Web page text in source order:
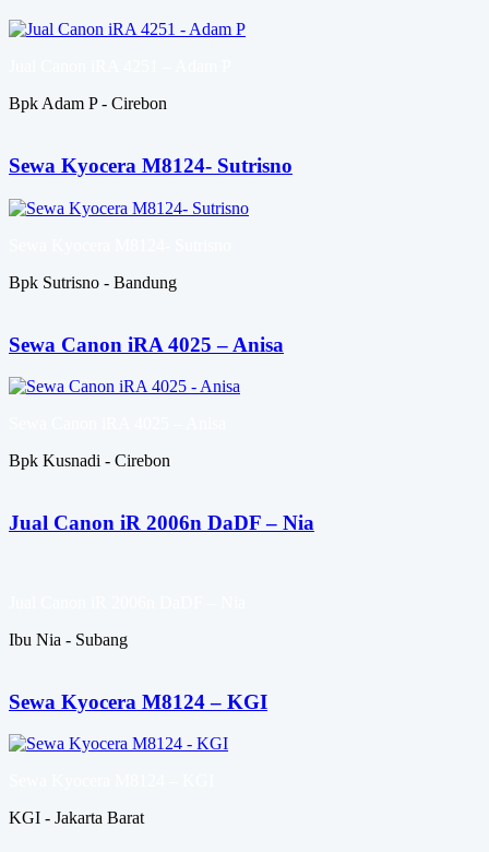
Bpk Adam P - Cirebon
Sewa Kyocera M8124- Sutrisno
Bpk Sutrisno - Bandung
Sewa Canon iRA 4025 – Anisa
Bpk Kusnadi - Cirebon
Jual Canon iR 2006n DaDF – Nia
Ibu Nia - Subang
Sewa Kyocera M8124 – KGI
KGI - Jakarta Barat